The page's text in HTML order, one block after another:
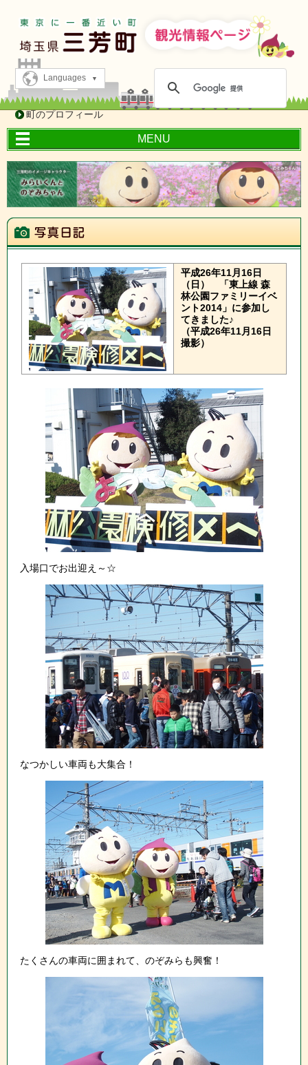
Languages
町のプロフィール
MENU
平成26年11月16日
（日）
「東上線 森
林公園ファミリーイベ
ント2014」に参加し
てきました♪
（平成26年11月16日
撮影）
入場口でお出迎え～☆
なつかしい車両も大集合！
たくさんの車両に囲まれて、のぞみらも興奮！